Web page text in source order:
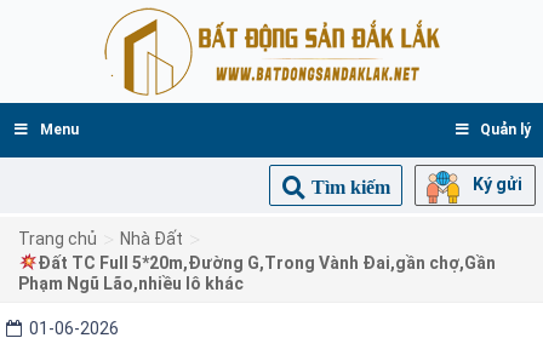
Quản lý
Menu
Ký gửi
Tìm kiếm
Trang chủ Nhà Đất
Đất TC Full 5*20m,Đường G,Trong Vành Đai,gần chợ,Gần
Phạm Ngũ Lão,nhiều lô khác
01-06-2026